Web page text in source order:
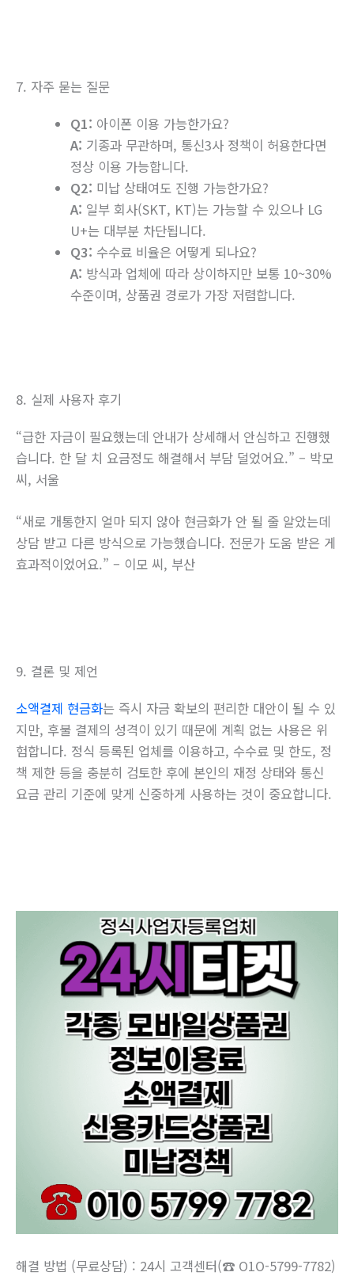
7. 자주 묻는 질문
Q1: 아이폰 이용 가능한가요?
A: 기종과 무관하며, 통신3사 정책이 허용한다면
정상 이용 가능합니다.
Q2: 미납 상태여도 진행 가능한가요?
A: 일부 회사(SKT, KT)는 가능할 수 있으나 LG
U+는 대부분 차단됩니다.
Q3: 수수료 비율은 어떻게 되나요?
A: 방식과 업체에 따라 상이하지만 보통 10~30%
수준이며, 상품권 경로가 가장 저렴합니다.
8. 실제 사용자 후기
“급한 자금이 필요했는데 안내가 상세해서 안심하고 진행했
습니다. 한 달 치 요금정도 해결해서 부담 덜었어요.” – 박모
씨, 서울
“새로 개통한지 얼마 되지 않아 현금화가 안 될 줄 알았는데
상담 받고 다른 방식으로 가능했습니다. 전문가 도움 받은 게
효과적이었어요.” – 이모 씨, 부산
9. 결론 및 제언
소액결제 현금화는 즉시 자금 확보의 편리한 대안이 될 수 있
지만, 후불 결제의 성격이 있기 때문에 계획 없는 사용은 위
험합니다. 정식 등록된 업체를 이용하고, 수수료 및 한도, 정
책 제한 등을 충분히 검토한 후에 본인의 재정 상태와 통신
요금 관리 기준에 맞게 신중하게 사용하는 것이 중요합니다.
해결 방법 (무료상담) : 24시 고객센터(☎ O1O-5799-7782)